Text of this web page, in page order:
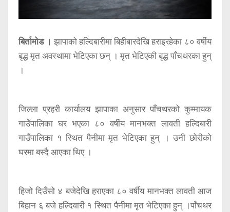
बिर्तामोड । झापाको हल्दिबारीमा बिहीबारदेखि हराइरहेका ८० वर्षीय
बृद्ध मृत अवस्थामा भेटिएका छन् । मृत भेटिएकी बृद्ध पाँचथरका हुन्
।
जिल्ला प्रहरी कार्यालय झापाका अनुसार पाँचथरको कुम्मायक
गाउँपालिका घर भएका ८० वर्षीय मानभक्त लावती हल्दिबारी
गाउँपालिका १ स्थित पैनीमा मृत भेटिएका हुन् । उनी छोरीको
घरमा बस्दै आएका थिए ।
हिजो दिउँसो ४ बजेदेखि हराएका ८० वर्षीय मानभक्त लावती आज
बिहान ६ बजे हल्दिवारी १ स्थित पैनीमा मृत भेटिएका हुन् ।पाँचथर